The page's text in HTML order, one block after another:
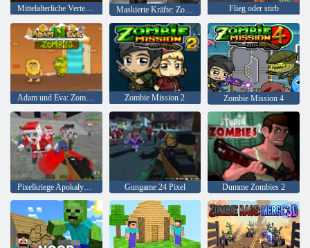
Mittelalterliche Verteidigung Z Maskierte Kräfte: Zombie-Überleben Flieg oder stirb
Adam und Eva: Zombies Zombie Mission 2 Zombie Mission 4
Pixelkriege Apokalypse Zombie Gungame 24 Pixel Dumme Zombies 2